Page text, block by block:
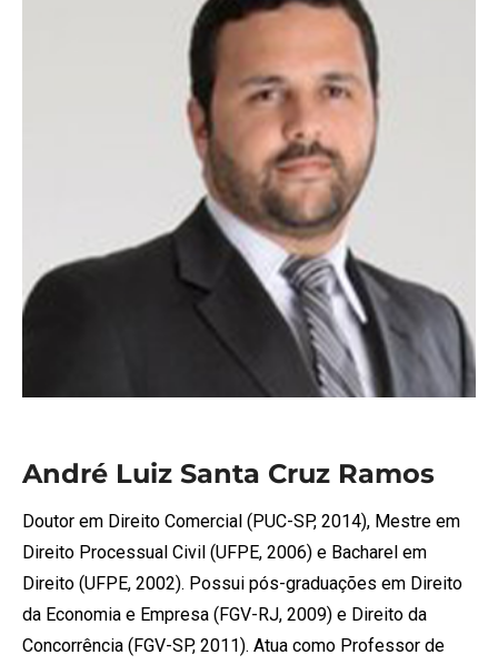
André Luiz Santa Cruz Ramos
Doutor em Direito Comercial (PUC-SP, 2014), Mestre em
Direito Processual Civil (UFPE, 2006) e Bacharel em
Direito (UFPE, 2002). Possui pós-graduações em Direito
da Economia e Empresa (FGV-RJ, 2009) e Direito da
Concorrência (FGV-SP, 2011). Atua como Professor de